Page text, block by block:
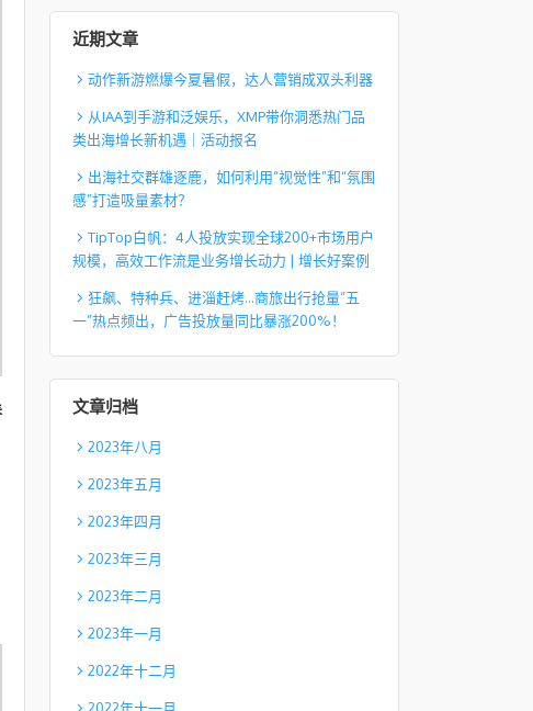
近期文章
动作新游燃爆今夏暑假，达人营销成双头利器
从IAA到手游和泛娱乐，XMP带你洞悉热门品
类出海增长新机遇｜活动报名
出海社交群雄逐鹿，如何利用“视觉性”和“氛围
感”打造吸量素材？
TipTop白帆：4人投放实现全球200+市场用户
规模，高效工作流是业务增长动力 | 增长好案例
狂飙、特种兵、进淄赶烤…商旅出行抢量“五
一”热点频出，广告投放量同比暴涨200%！
文章归档
2023年八月
2023年五月
2023年四月
2023年三月
2023年二月
2023年一月
2022年十二月
2022年十一月